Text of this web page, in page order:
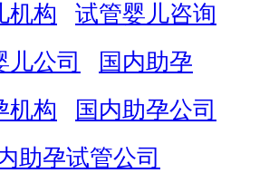
机构
试管婴儿咨询
儿公司
国内助孕
机构
国内助孕公司
助孕试管公司